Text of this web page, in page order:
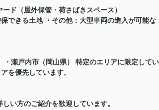
ド（屋外保管・荷さばきスペース）
できる土地 ・その他：大型車両の進入が可能な
瀬戸内市（岡山県） 特定のエリアに限定してい
を優先しています。
い方のご紹介を歓迎しています。